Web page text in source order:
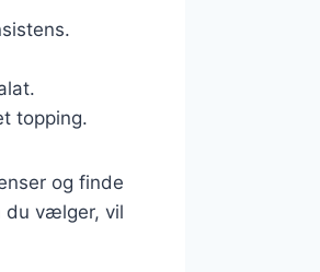
topping.
og finde
du vælger, vil